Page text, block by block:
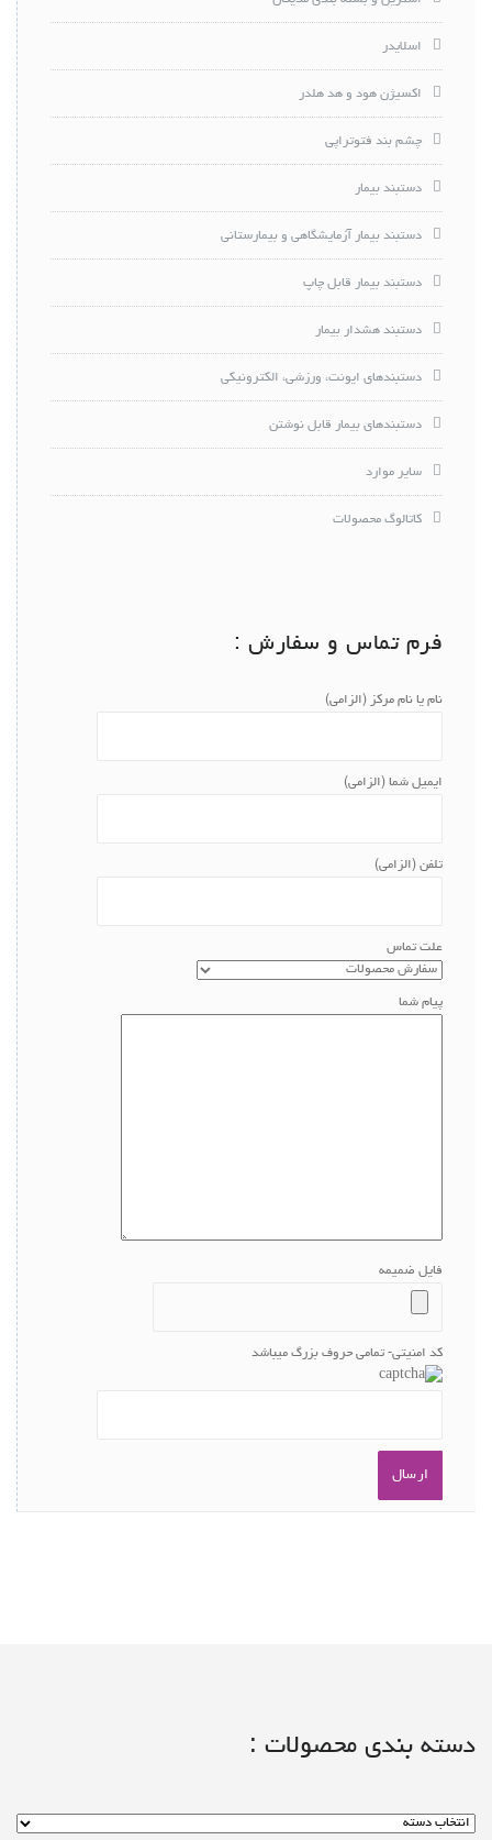
اسلایدر
اکسیژن هود و هد هلدر
چشم بند فتوتراپی
دستبند بیمار
دستبند بیمار آزمایشگاهی و بیمارستانی
دستبند بیمار قابل چاپ
دستبند هشدار بیمار
دستبندهای ایونت، ورزشی، الکترونیکی
دستبندهای بیمار قابل نوشتن
سایر موارد
کاتالوگ محصولات
فرم تماس و سفارش :
نام یا نام مرکز (الزامی)
ایمیل شما (الزامی)
تلفن (الزامی)
علت تماس
پیام شما
فایل ضمیمه
کد امنیتی- تمامی حروف بزرگ میباشد
دسته بندی محصولات :